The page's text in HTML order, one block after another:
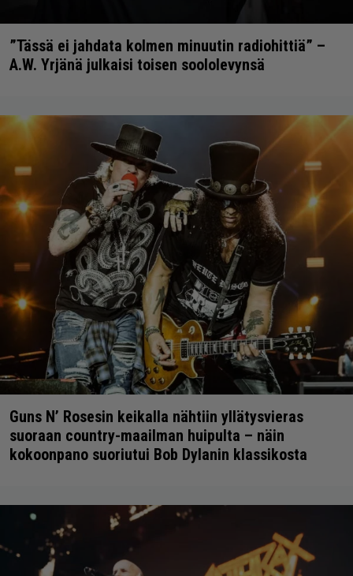
”Tässä ei jahdata kolmen minuutin radiohittiä” –
A.W. Yrjänä julkaisi toisen soololevynsä
Guns N’ Rosesin keikalla nähtiin yllätysvieras
suoraan country-maailman huipulta – näin
kokoonpano suoriutui Bob Dylanin klassikosta